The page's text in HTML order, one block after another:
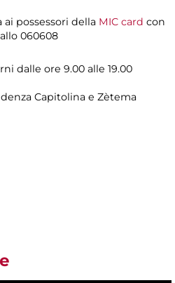
possessori della MIC card con
060608
dalle ore 9.00 alle 19.00
Capitolina e Zètema